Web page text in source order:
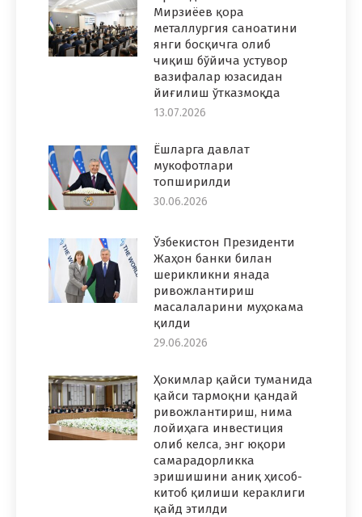
Мирзиёев қора
металлургия саноатини
янги босқичга олиб
чиқиш бўйича устувор
вазифалар юзасидан
йиғилиш ўтказмоқда
13.07.2026
Ёшларга давлат
мукофотлари
топширилди
30.06.2026
Ўзбекистон Президенти
Жаҳон банки билан
шерикликни янада
ривожлантириш
масалаларини муҳокама
қилди
29.06.2026
Ҳокимлар қайси туманида
қайси тармоқни қандай
ривожлантириш, нима
лойиҳага инвестиция
олиб келса, энг юқори
самарадорликка
эришишини аниқ ҳисоб-
китоб қилиши кераклиги
қайд этилди